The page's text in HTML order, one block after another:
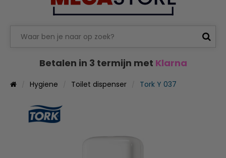
Betalen in 3 termijn met Klarna
Hygiene Toilet dispenser Tork Y 037